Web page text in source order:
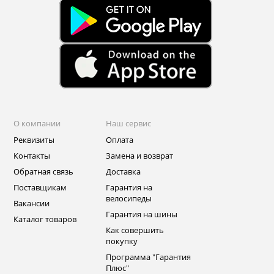
О компании
Реквизиты
Контакты
Обратная связь
Поставщикам
Вакансии
Каталог товаров
Наш сервис
Оплата
Замена и возврат
Доставка
Гарантия на
велосипеды
Гарантия на шины
Как совершить
покупку
Программа "Гарантия
Плюс"